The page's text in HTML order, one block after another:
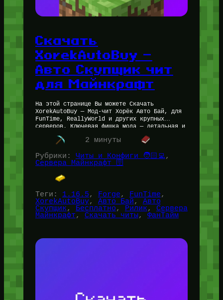
Скачать
XorekAutoBuy —
Авто Скупщик чит
для Майнкрафт
На этой странице Вы можете Скачать
XorekAutoBuy — Мод-чит Хорёк Авто Бай, для
FunTime, ReallyWorld и других крупных
серверов. Ключевая фишка мода — детальная и
очень гибкая настройка; мод работает…
2 минуты
Рубрики: Читы и Конфиги 🧑🏻‍💻
Сервера Майнкрафт 🛜
Теги: 1.16.5, Forge, FunTime
XorekAutoBuy, Авто Бай, Авто
Скупщик, Бесплатно, Рилик, Сервера
Майнкрафт, Скачать читы, ФанТайм